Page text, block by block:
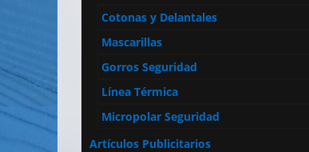
Cotonas y Delantales
Mascarillas
Gorros Seguridad
Línea Térmica
Micropolar Seguridad
Artículos Publicitarios